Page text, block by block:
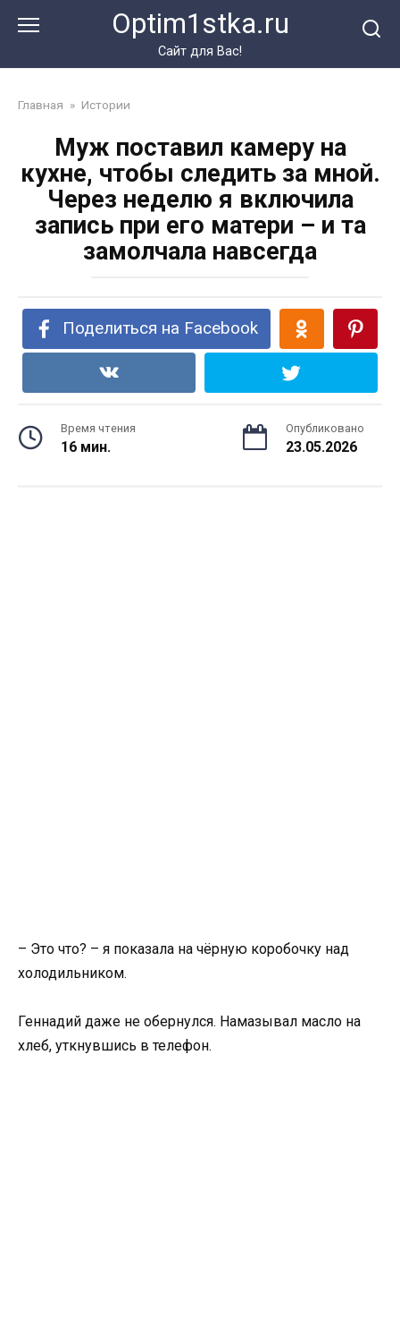
Optim1stka.ru
Сайт для Вас!
Главная » Истории
Муж поставил камеру на
кухне, чтобы следить за мной.
Через неделю я включила
запись при его матери – и та
замолчала навсегда
Поделиться на Facebook
Время чтения
16 мин.
Опубликовано
23.05.2026
– Это что? – я показала на чёрную коробочку над
холодильником.
Геннадий даже не обернулся. Намазывал масло на
хлеб, уткнувшись в телефон.